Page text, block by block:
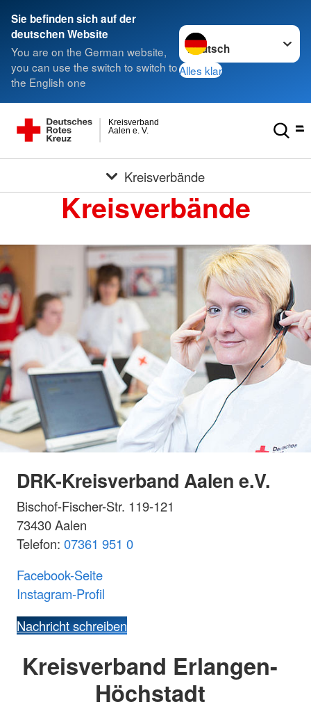
Sie befinden sich auf der
deutschen Website
You are on the German website,
you can use the switch to switch to
the English one
Sprache wechseln zu
Alles klar
Aalen e. V.
Kreisverband
Kreisverbände
Kreisverbände
DRK-Kreisverband Aalen e.V.
Bischof-Fischer-Str. 119-121
73430 Aalen
Telefon: 07361 951 0
Facebook-Seite
Instagram-Profil
Nachricht schreiben
Kreisverband Erlangen-
Höchstadt